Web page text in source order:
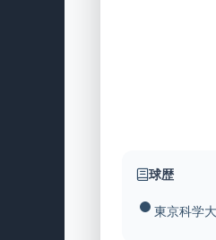
球歴
東京科学